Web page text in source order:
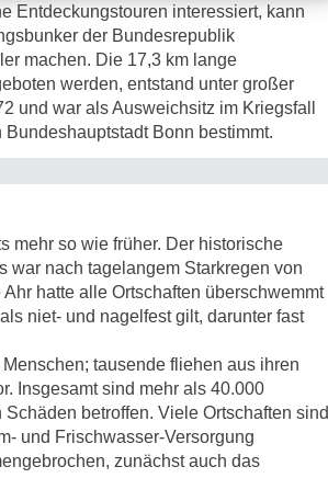
Entdeckungstouren interessiert, kann
der Bundesrepublik
machen. Die 17,3 km lange
werden, entstand unter großer
und war als Ausweichsitz im Kriegsfall
Bonn bestimmt.
mehr so wie früher. Der historische
war nach tagelangem Starkregen von
hatte alle Ortschaften überschwemmt
niet- und nagelfest gilt, darunter fast
tausende fliehen aus ihren
Insgesamt sind mehr als 40.000
betroffen. Viele Ortschaften sind
und Frischwasser-Versorgung
zunächst auch das